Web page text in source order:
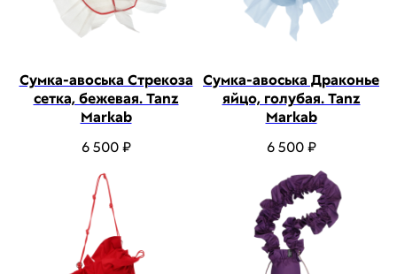
Сумка-авоська Стрекоза
сетка, бежевая. Tanz
Markab
6 500 ₽
Сумка-авоська Драконье
яйцо, голубая. Tanz
Markab
6 500 ₽